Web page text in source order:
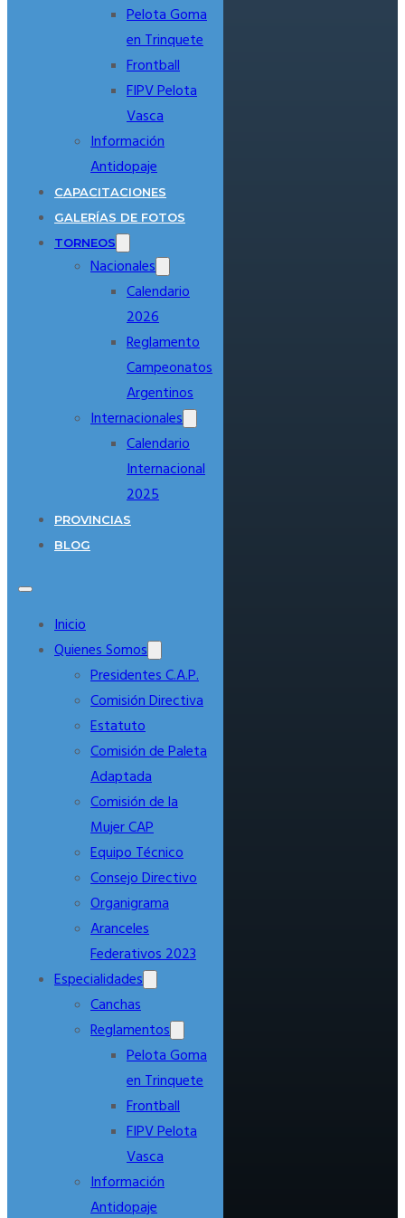
Pelota Goma
en Trinquete
Frontball
FIPV Pelota
Vasca
Información
Antidopaje
CAPACITACIONES
GALERÍAS DE FOTOS
TORNEOS
Nacionales
Calendario
2026
Reglamento
Campeonatos
Argentinos
Internacionales
Calendario
Internacional
2025
PROVINCIAS
BLOG
Inicio
Quienes Somos
Presidentes C.A.P.
Comisión Directiva
Estatuto
Comisión de Paleta
Adaptada
Comisión de la
Mujer CAP
Equipo Técnico
Consejo Directivo
Organigrama
Aranceles
Federativos 2023
Especialidades
Canchas
Reglamentos
Pelota Goma
en Trinquete
Frontball
FIPV Pelota
Vasca
Información
Antidopaje